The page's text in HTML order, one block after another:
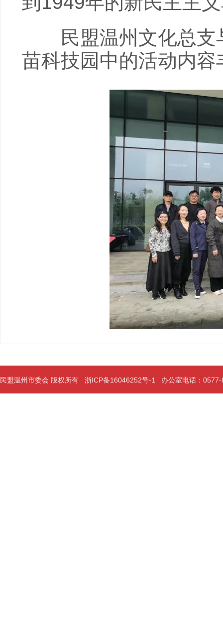
民盟温州文化总支
苗科技园中的活动内
民盟温州市委会 版权所有 浙ICP备16046252号-1 办公室电话：